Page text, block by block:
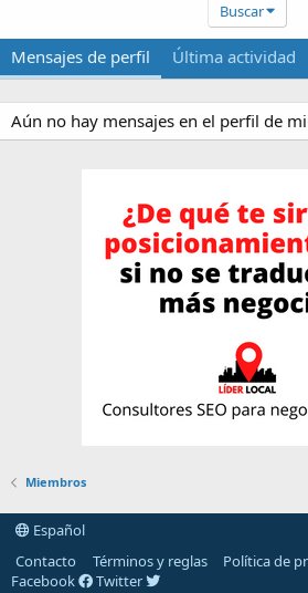
Buscar
Mensajes de perfil Última actividad
Aún no hay mensajes en el perfil de
Miembros
Español
Contacto
Términos y reglas Política de
Facebook Twitter